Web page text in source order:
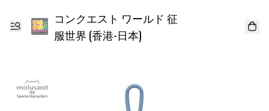
コンクエスト ワールド 征
服世界 (香港-日本)